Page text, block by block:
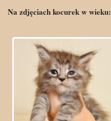
Na zdjęciach kocurek w wieku: